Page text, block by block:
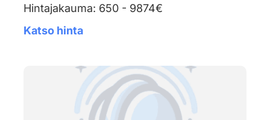
Hintajakauma: 650 - 9874€
Katso hinta